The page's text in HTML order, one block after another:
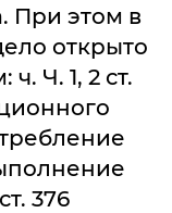
При этом в
открыто
Ч. 1, 2 ст.
376